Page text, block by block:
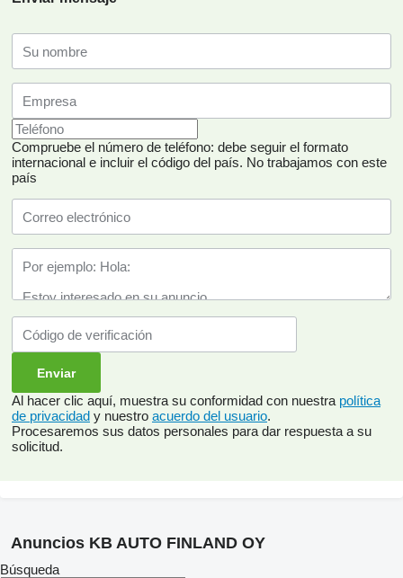
Compruebe el número de teléfono: debe seguir el formato
internacional e incluir el código del país. No trabajamos con este
país
Al hacer clic aquí, muestra su conformidad con nuestra política
de privacidad y nuestro acuerdo del usuario.
Procesaremos sus datos personales para dar respuesta a su
solicitud.
Anuncios KB AUTO FINLAND OY
Búsqueda